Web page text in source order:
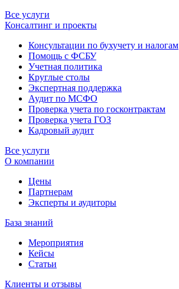
Все услуги
Консалтинг и проекты
Консультации по бухучету и налогам
Помощь с ФСБУ
Учетная политика
Круглые столы
Экспертная поддержка
Аудит по МСФО
Проверка учета по госконтрактам
Проверка учета ГОЗ
Кадровый аудит
Все услуги
О компании
Цены
Партнерам
Эксперты и аудиторы
База знаний
Мероприятия
Кейсы
Статьи
Клиенты и отзывы